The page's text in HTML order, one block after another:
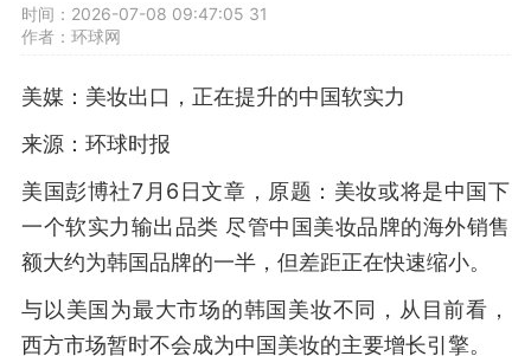
时间：2026-07-08 09:47:05 31
作者：环球网
美媒：美妆出口，正在提升的中国软实力
来源：环球时报
美国彭博社7月6日文章，原题：美妆或将是中国下
一个软实力输出品类 尽管中国美妆品牌的海外销售
额大约为韩国品牌的一半，但差距正在快速缩小。
与以美国为最大市场的韩国美妆不同，从目前看，
西方市场暂时不会成为中国美妆的主要增长引擎。